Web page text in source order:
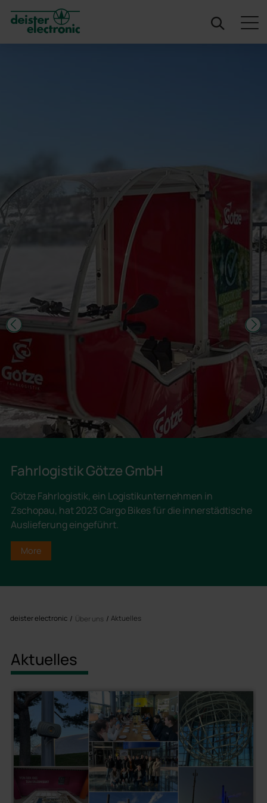
deister
Fahrlogistik Götze GmbH
Götze Fahrlogistik, ein Logistikunternehmen in
Zschopau, hat 2023 Cargo Bikes für die innerstädtische
Auslieferung eingeführt.
More
deister electronic Über uns Aktuelles
Aktuelles